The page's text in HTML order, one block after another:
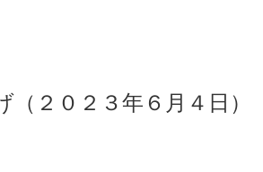
２０２３年６月４日）